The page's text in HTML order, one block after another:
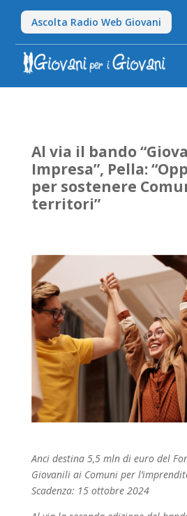
Ascolta Radio Web Giovani
Al via il bando
Impresa”, Pella:
per sostenere
territori”
Anci destina 5,5 mln di euro del
Giovanili ai Comuni per
Scadenza: 15 ottobre 2024